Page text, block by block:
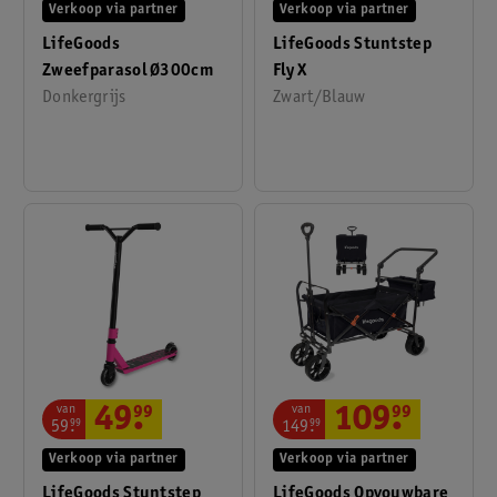
LifeGoods
Zweefparasol Ø300cm
Donkergrijs
Verkoop via partner
LifeGoods Stuntstep
Fly X
Zwart/Blauw
Verkoop via partner
Verkoop via partner
van
59.
99 49.
99
Verkoop via partner
van
149.
99 109.
99